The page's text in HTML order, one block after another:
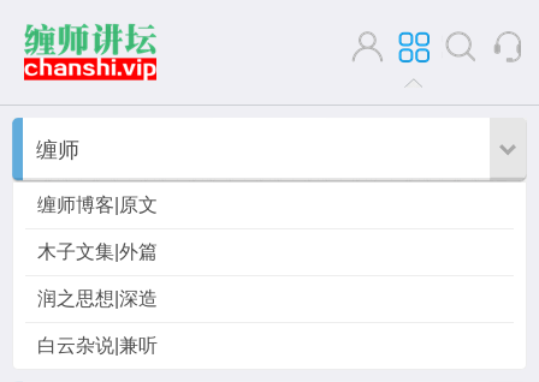
缠师
缠师博客|原文
木子文集|外篇
润之思想|深造
白云杂说|兼听